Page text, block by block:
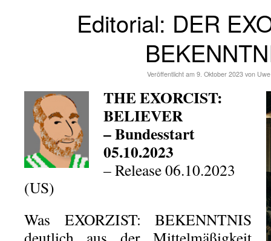
Editorial: DER
Veröffentlicht am 9. Oktober 2023 von
THE EXORCIST:
BELIEVER
– Bundesstart
05.10.2023
– Release 06.10.2023
(US)
Was EXORZIST: BEKENNTNIS